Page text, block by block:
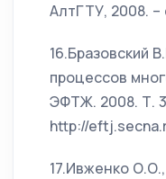
АлтГТУ, 2008. –
16.Бразовский
процессов
ЭФТЖ. 2008. Т.
http://
17.Ивженко